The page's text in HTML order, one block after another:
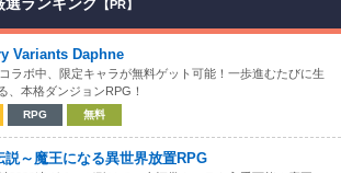
【PR】
Variants Daphne
コラボ中、限定キャラが無料ゲット可能！一歩進むたびに生
、本格ダンジョンRPG！
RPG 無料
説～魔王になる異世界放置RPG